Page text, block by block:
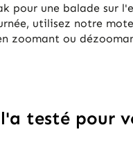
pour une balade sur
utilisez notre
zoomant ou
testé pour